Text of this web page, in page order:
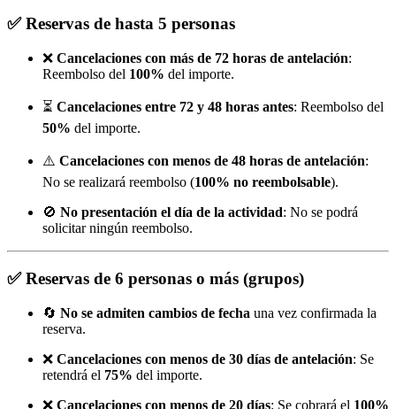
✅Reservas de hasta 5 personas
❌ Cancelaciones con más de 72 horas de antelación:
Reembolso del 100% del importe.
⏳ Cancelaciones entre 72 y 48 horas antes: Reembolso del
50% del importe.
⚠️ Cancelaciones con menos de 48 horas de antelación:
No se realizará reembolso (100% no reembolsable).
🚫 No presentación el día de la actividad: No se podrá
solicitar ningún reembolso.
✅Reservas de 6 personas o más (grupos)
🔄 No se admiten cambios de fecha una vez confirmada la
reserva.
❌ Cancelaciones con menos de 30 días de antelación: Se
retendrá el 75% del importe.
❌ Cancelaciones con menos de 20 días: Se cobrará el 100%